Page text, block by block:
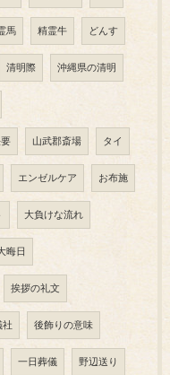
馬 精霊牛 どんす
清明際 沖縄県の清明
山武郡斎場 タイ
エンゼルケア お布施
大負けな流れ
晦日
挨拶の礼文
社 後飾りの意味
一日葬儀 野辺送り